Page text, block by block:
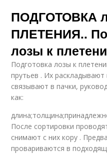
Неокоренная лоза
Плетения из лозы
Корзины из лозы
ПОДГОТОВКА
ПЛЕТЕНИЯ..
лозы к
Подготовка лозы к
прутьев . Их
связывают в пачки,
как:
После сортировки
снимают с них кору .
провариваются в